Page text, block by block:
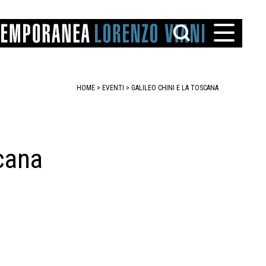
HOME > EVENTI > GALILEO CHINI E LA TOSCANA